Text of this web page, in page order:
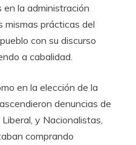
la administración
mismas prácticas del
con su discurso
a cabalidad.
en la elección de la
denuncias de
y Nacionalistas,
comprando